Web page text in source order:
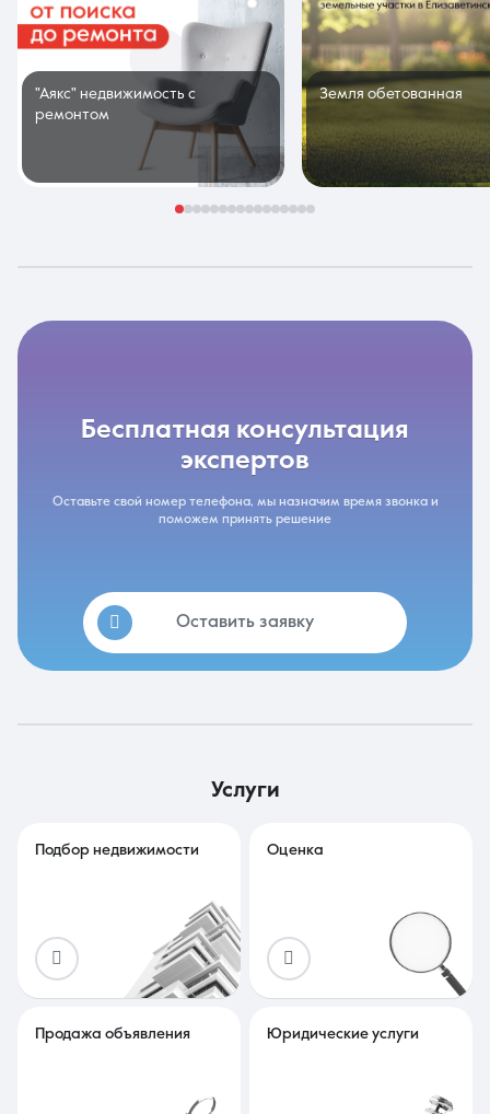
"Аякс" недвижимость с
ремонтом
Земля обетованная
бесплатная консультация
экспертов
Оставьте свой номер телефона, мы назначим время звонка и
поможем принять решение
Оставить заявку
услуги
Подбор недвижимости Оценка
Продажа объявления Юридические услуги